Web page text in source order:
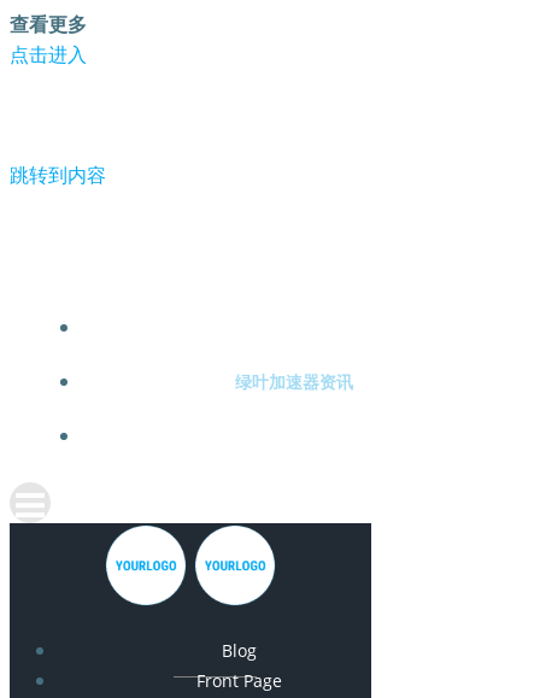
查看更多
点击进入
跳转到内容
绿叶加速器资讯
Blog
Front Page